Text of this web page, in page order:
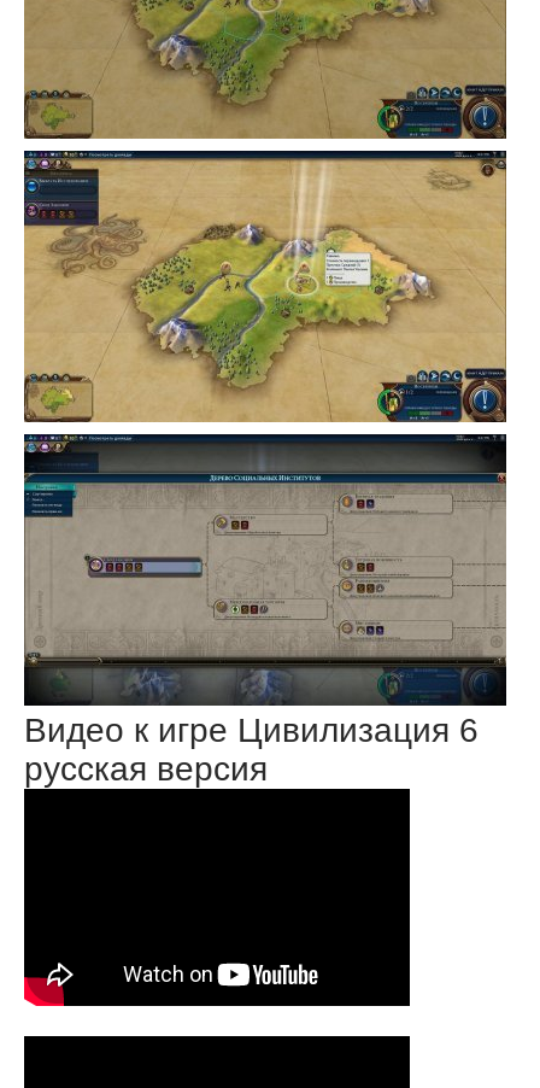
Видео к игре Цивилизация 6
русская версия